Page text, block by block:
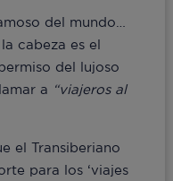
del mundo…
cabeza es el
del lujoso
a “viajeros al
el Transiberiano
para los ‘viajes